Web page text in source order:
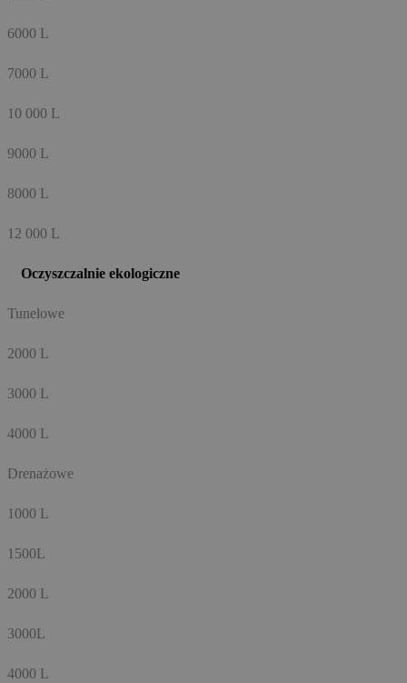
6000 L
7000 L
10 000 L
9000 L
8000 L
12 000 L
Oczyszczalnie ekologiczne
Tunelowe
2000 L
3000 L
4000 L
Drenażowe
1000 L
1500L
2000 L
3000L
4000 L